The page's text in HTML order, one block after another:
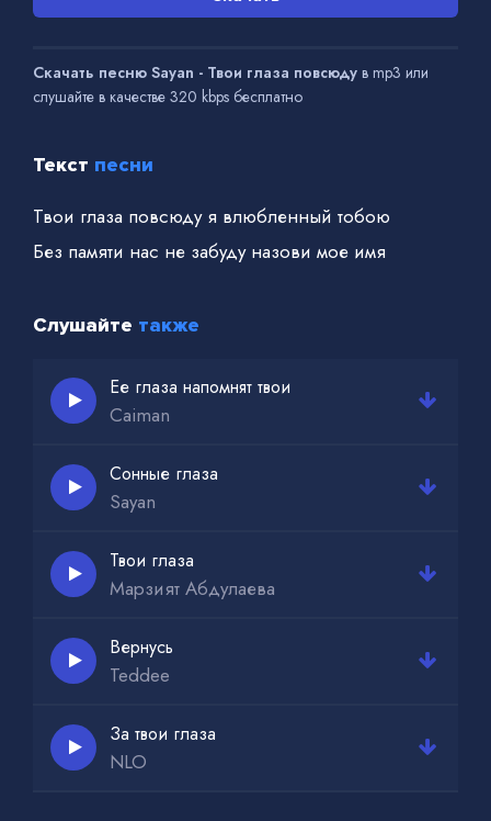
Скачать песню Sayan - Твои глаза повсюду в mp3 или
слушайте в качестве 320 kbps бесплатно
Текст песни
Твои глаза повсюду я влюбленный тобою
Без памяти нас не забуду назови мое имя
Слушайте также
Ее глаза напомнят твои
Caiman
Сонные глаза
Sayan
Твои глаза
Марзият Абдулаева
Вернусь
Teddee
За твои глаза
NLO